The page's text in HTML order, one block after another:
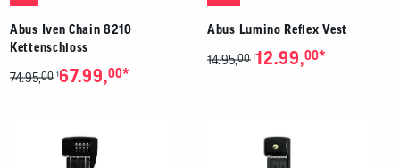
Abus Iven Chain 8210
Kettenschloss
74.95,00 167.99,00*
Abus Lumino Reflex Vest
14.95,00 112.99,00*